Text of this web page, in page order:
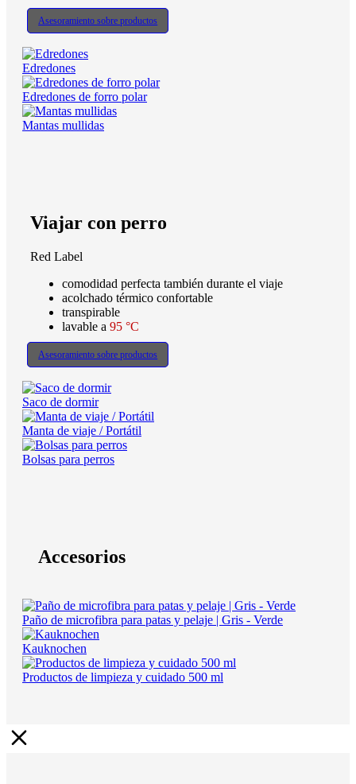
Asesoramiento sobre productos
Edredones
Edredones de forro polar
Mantas mullidas
Viajar con perro
Red Label
comodidad perfecta también durante el viaje
acolchado térmico confortable
transpirable
lavable a 95 °C
Asesoramiento sobre productos
Saco de dormir
Manta de viaje / Portátil
Bolsas para perros
Accesorios
Paño de microfibra para patas y pelaje | Gris - Verde
Kauknochen
Productos de limpieza y cuidado 500 ml